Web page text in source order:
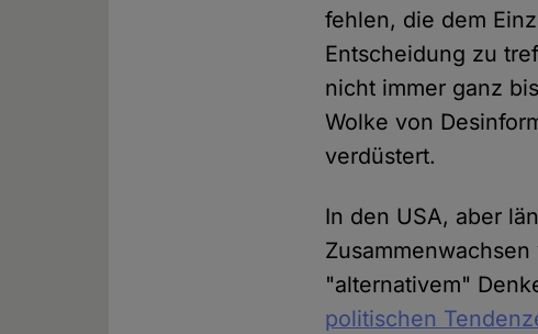
fehlen, die dem
Entscheidung zu
nicht immer ganz
Wolke von
verdüstert.
In den USA, aber
"alternativem"
politischen